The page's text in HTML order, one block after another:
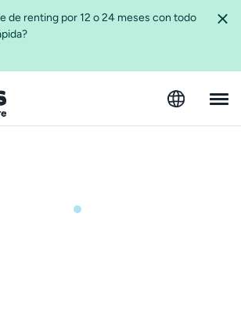
de renting por 12 o 24 meses con todo